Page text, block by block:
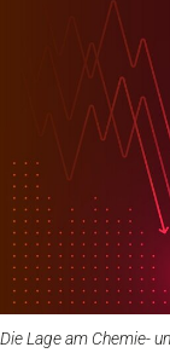
Die Lage am Chemie-